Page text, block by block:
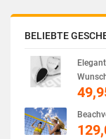
BELIEBTE